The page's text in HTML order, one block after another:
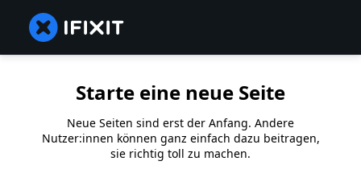
Starte eine neue Seite
Neue Seiten sind erst der Anfang. Andere
Nutzer:innen können ganz einfach dazu beitragen,
sie richtig toll zu machen.